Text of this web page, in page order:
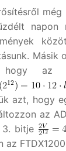
még
napon
Másik
az
azt, hogy
az
3. bitje
az